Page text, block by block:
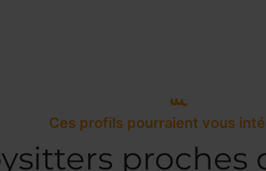
Ces profils pourraient vous
proches